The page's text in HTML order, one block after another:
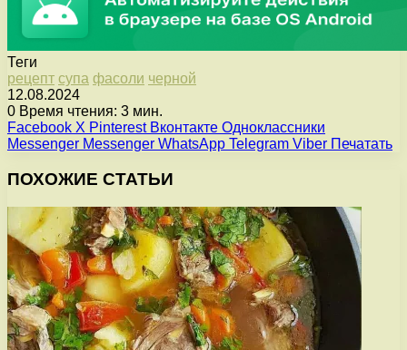
Теги
рецепт супа фасоли черной
12.08.2024
0 Время чтения: 3 мин.
Facebook X Pinterest Вконтакте Одноклассники
Messenger Messenger WhatsApp Telegram Viber Печатать
ПОХОЖИЕ СТАТЬИ